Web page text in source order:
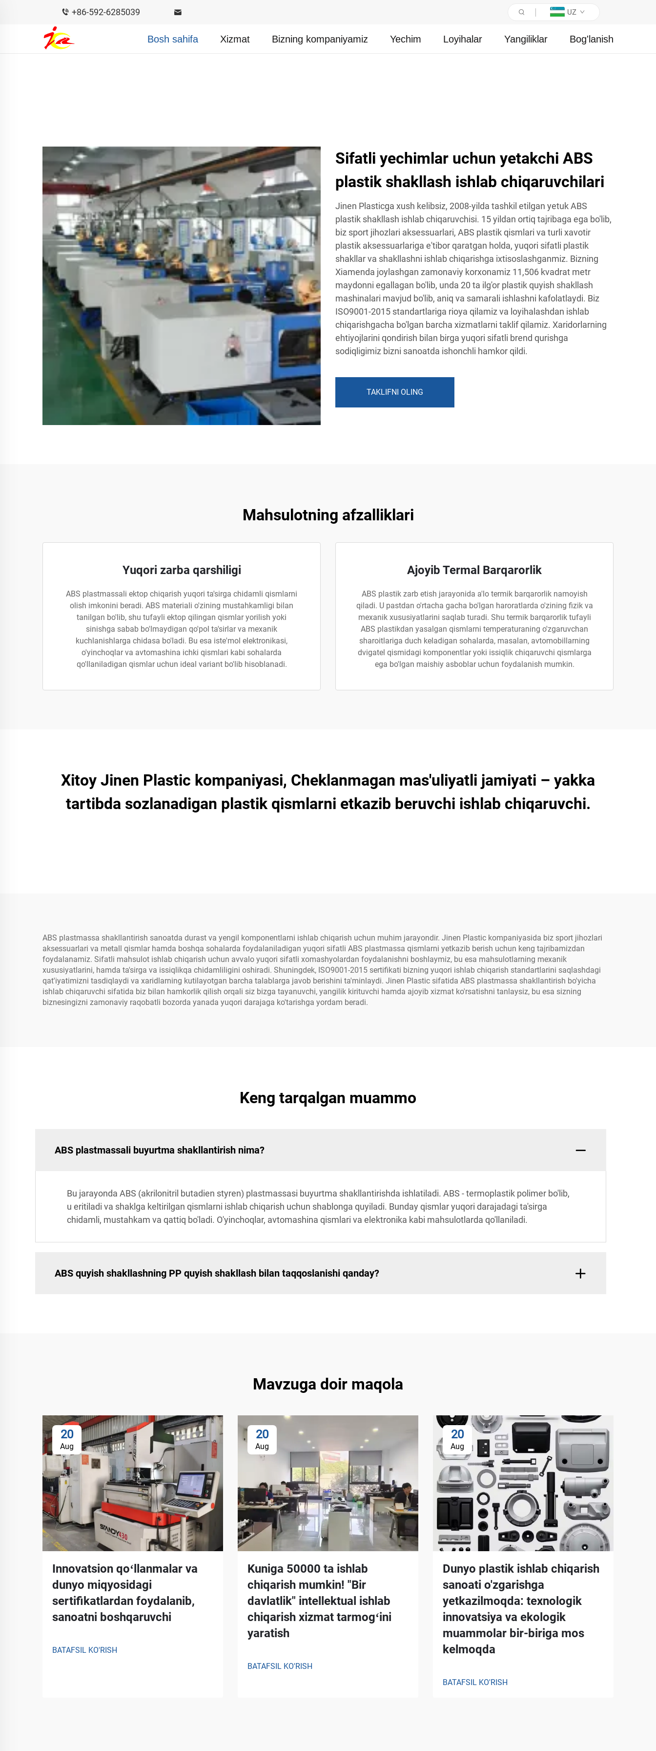
+86-592-6285039 UZ
Bosh sahifa Xizmat Bizning kompaniyamiz Yechim Loyihalar Yangiliklar Bog'lanish
Sifatli yechimlar uchun yetakchi ABS
plastik shakllash ishlab chiqaruvchilari
Jinen Plasticga xush kelibsiz, 2008-yilda tashkil etilgan yetuk ABS
plastik shakllash ishlab chiqaruvchisi. 15 yildan ortiq tajribaga ega bo'lib,
biz sport jihozlari aksessuarlari, ABS plastik qismlari va turli xavotir
plastik aksessuarlariga e'tibor qaratgan holda, yuqori sifatli plastik
shakllar va shakllashni ishlab chiqarishga ixtisoslashganmiz. Bizning
Xiamenda joylashgan zamonaviy korxonamiz 11,506 kvadrat metr
maydonni egallagan bo'lib, unda 20 ta ilg'or plastik quyish shakllash
mashinalari mavjud bo'lib, aniq va samarali ishlashni kafolatlaydi. Biz
ISO9001-2015 standartlariga rioya qilamiz va loyihalashdan ishlab
chiqarishgacha bo'lgan barcha xizmatlarni taklif qilamiz. Xaridorlarning
ehtiyojlarini qondirish bilan birga yuqori sifatli brend qurishga
sodiqligimiz bizni sanoatda ishonchli hamkor qildi.
TAKLIFNI OLING
Mahsulotning afzalliklari
Yuqori zarba qarshiligi
ABS plastmassali ektop chiqarish yuqori ta'sirga chidamli qismlarni
olish imkonini beradi. ABS materiali o'zining mustahkamligi bilan
tanilgan bo'lib, shu tufayli ektop qilingan qismlar yorilish yoki
sinishga sabab bo'lmaydigan qo'pol ta'sirlar va mexanik
kuchlanishlarga chidasa bo'ladi. Bu esa iste'mol elektronikasi,
o'yinchoqlar va avtomashina ichki qismlari kabi sohalarda
qo'llaniladigan qismlar uchun ideal variant bo'lib hisoblanadi.
Ajoyib Termal Barqarorlik
ABS plastik zarb etish jarayonida a'lo termik barqarorlik namoyish
qiladi. U pastdan o'rtacha gacha bo'lgan haroratlarda o'zining fizik va
mexanik xususiyatlarini saqlab turadi. Shu termik barqarorlik tufayli
ABS plastikdan yasalgan qismlarni temperaturaning o'zgaruvchan
sharoitlariga duch keladigan sohalarda, masalan, avtomobillarning
dvigatel qismidagi komponentlar yoki issiqlik chiqaruvchi qismlarga
ega bo'lgan maishiy asboblar uchun foydalanish mumkin.
Xitoy Jinen Plastic kompaniyasi, Cheklanmagan mas'uliyatli jamiyati – yakka
tartibda sozlanadigan plastik qismlarni etkazib beruvchi ishlab chiqaruvchi.
ABS plastmassa shakllantirish sanoatda durast va yengil komponentlarni ishlab chiqarish uchun muhim jarayondir. Jinen Plastic kompaniyasida biz sport jihozlari
aksessuarlari va metall qismlar hamda boshqa sohalarda foydalaniladigan yuqori sifatli ABS plastmassa qismlarni yetkazib berish uchun keng tajribamizdan
foydalanamiz. Sifatli mahsulot ishlab chiqarish uchun avvalo yuqori sifatli xomashyolardan foydalanishni boshlaymiz, bu esa mahsulotlarning mexanik
xususiyatlarini, hamda ta'sirga va issiqlikqa chidamliligini oshiradi. Shuningdek, ISO9001-2015 sertifikati bizning yuqori ishlab chiqarish standartlarini saqlashdagi
qat'iyatimizni tasdiqlaydi va xaridlarning kutilayotgan barcha talablarga javob berishini ta'minlaydi. Jinen Plastic sifatida ABS plastmassa shakllantirish bo'yicha
ishlab chiqaruvchi sifatida biz bilan hamkorlik qilish orqali siz bizga tayanuvchi, yangilik kirituvchi hamda ajoyib xizmat ko'rsatishni tanlaysiz, bu esa sizning
biznesingizni zamonaviy raqobatli bozorda yanada yuqori darajaga ko'tarishga yordam beradi.
Keng tarqalgan muammo
ABS plastmassali buyurtma shakllantirish nima?
Bu jarayonda ABS (akrilonitril butadien styren) plastmassasi buyurtma shakllantirishda ishlatiladi. ABS - termoplastik polimer bo'lib,
u eritiladi va shaklga keltirilgan qismlarni ishlab chiqarish uchun shablonga quyiladi. Bunday qismlar yuqori darajadagi ta'sirga
chidamli, mustahkam va qattiq bo'ladi. O'yinchoqlar, avtomashina qismlari va elektronika kabi mahsulotlarda qo'llaniladi.
ABS quyish shakllashning PP quyish shakllash bilan taqqoslanishi qanday?
Mavzuga doir maqola
20
Aug
Innovatsion qoʻllanmalar va
dunyo miqyosidagi
sertifikatlardan foydalanib,
sanoatni boshqaruvchi
BATAFSIL KO'RISH
20
Aug
Kuniga 50000 ta ishlab
chiqarish mumkin! "Bir
davlatlik" intellektual ishlab
chiqarish xizmat tarmogʻini
yaratish
BATAFSIL KO'RISH
20
Aug
Dunyo plastik ishlab chiqarish
sanoati o'zgarishga
yetkazilmoqda: texnologik
innovatsiya va ekologik
muammolar bir-biriga mos
kelmoqda
BATAFSIL KO'RISH